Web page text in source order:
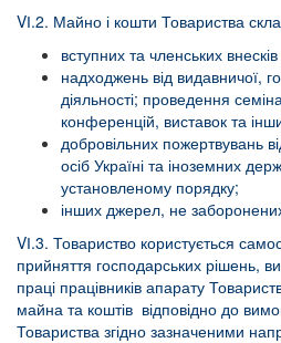
VІ.2. Майно і кошти Товариства
вступних та членських
надходжень від видавничої,
діяльності; проведення
конференцій, виставок та
добровільних пожертвувань
осіб Україні та іноземних
установленому порядку;
інших джерел, не
VІ.3. Товариство користується
прийняття господарських рішень,
праці працівників апарату
майна та коштів відповідно до
Товариства згідно зазначеними